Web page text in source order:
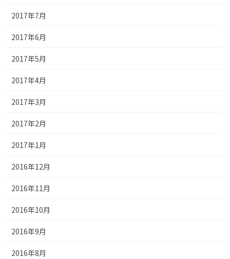
2017年7月
2017年6月
2017年5月
2017年4月
2017年3月
2017年2月
2017年1月
2016年12月
2016年11月
2016年10月
2016年9月
2016年8月